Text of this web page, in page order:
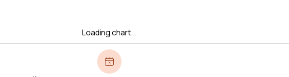
Loading chart...